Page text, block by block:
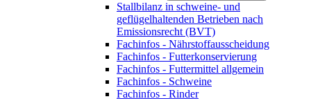
Stallbilanz in schweine- und
geflügelhaltenden Betrieben nach
Emissionsrecht (BVT)
Fachinfos - Nährstoffausscheidung
Fachinfos - Futterkonservierung
Fachinfos - Futtermittel allgemein
Fachinfos - Schweine
Fachinfos - Rinder